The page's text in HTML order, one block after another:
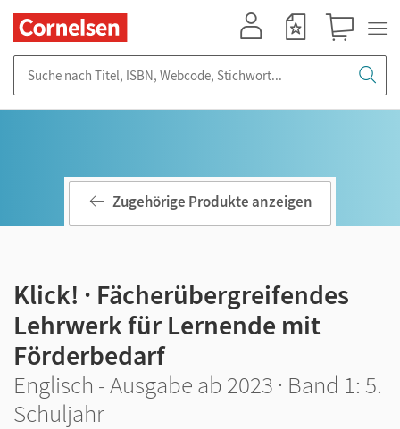
Zugehörige Produkte anzeigen
Klick! · Fächerübergreifendes
Lehrwerk für Lernende mit
Förderbedarf
Englisch - Ausgabe ab 2023 · Band 1: 5.
Schuljahr